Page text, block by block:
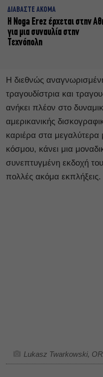
ΔΙΑΒΑΣΤΕ ΑΚΟΜΑ
Η Noga Erez έρχεται στην
για μια συναυλία στην
Τεχνόπολη
Η διεθνώς
τραγουδίστρια και
ανήκει πλέον στο
αμερικανικής
καριέρα στα μεγαλύτερα
κόσμου, κάνει μια
συνεπτυγμένη εκδοχή
πολλές ακόμα εκπλήξεις.
Lukasz Twarkowski,